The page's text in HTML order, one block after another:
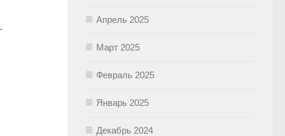
Апрель 2025
Март 2025
Февраль 2025
Январь 2025
Декабрь 2024